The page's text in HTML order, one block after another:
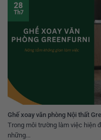
Ghế xoay văn phòng Nội thất
Trong môi trường làm việc hiện
những...
28
Th7